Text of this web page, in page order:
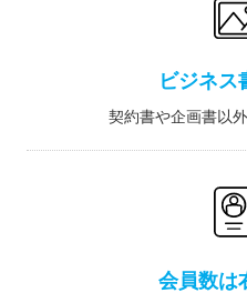
ビジネス
契約書や企画書以
会員数は